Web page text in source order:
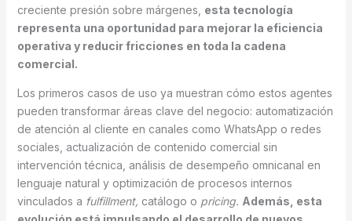
creciente presión sobre márgenes, esta tecnología
representa una oportunidad para mejorar la eficiencia
operativa y reducir fricciones en toda la cadena
comercial.
Los primeros casos de uso ya muestran cómo estos agentes
pueden transformar áreas clave del negocio: automatización
de atención al cliente en canales como WhatsApp o redes
sociales, actualización de contenido comercial sin
intervención técnica, análisis de desempeño omnicanal en
lenguaje natural y optimización de procesos internos
vinculados a fulfillment, catálogo o pricing. Además, esta